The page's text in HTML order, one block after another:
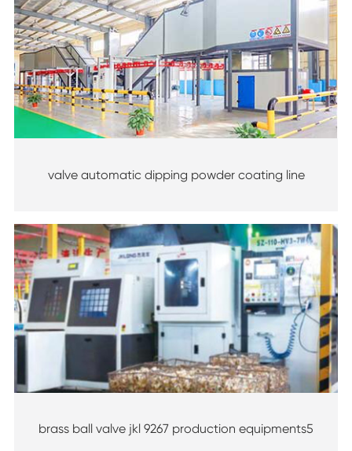
valve automatic dipping powder coating line
brass ball valve jkl 9267 production equipments5